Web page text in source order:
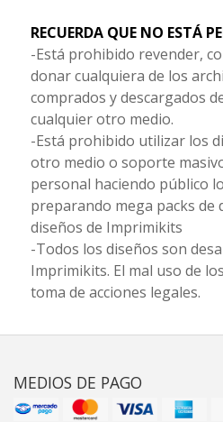
RECUERDA QUE NO ESTÁ
-Está prohibido revender,
donar cualquiera de los
comprados y descargados
cualquier otro medio.
-Está prohibido utilizar los
otro medio o soporte
personal haciendo público
preparando mega packs de
diseños de Imprimikits
-Todos los diseños son
Imprimikits. El mal uso de
toma de acciones legales.
MEDIOS DE PAGO